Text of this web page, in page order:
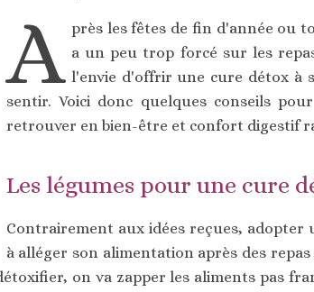
A près les fêtes de fin d'année ou
a un peu trop forcé sur les
l'envie d'offrir une cure détox à
sentir. Voici donc quelques conseils
retrouver en bien-être et confort digestif
Les légumes pour une cure
Contrairement aux idées reçues, adopter
à alléger son alimentation après des
on va zapper les aliments pas